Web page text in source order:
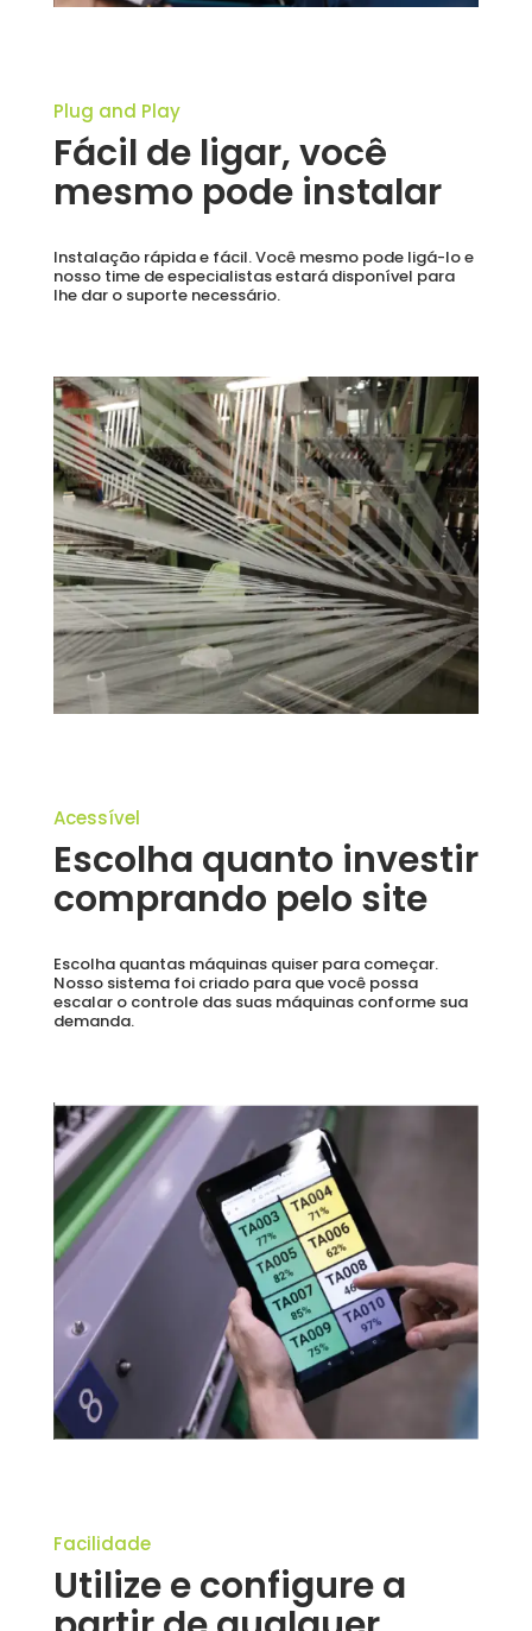
Plug and Play
Fácil de ligar, você
mesmo pode instalar
Instalação rápida e fácil. Você mesmo pode ligá-lo e
nosso time de especialistas estará disponível para
lhe dar o suporte necessário.
Acessível
Escolha quanto investir
comprando pelo site
Escolha quantas máquinas quiser para começar.
Nosso sistema foi criado para que você possa
escalar o controle das suas máquinas conforme sua
demanda.
Facilidade
Utilize e configure a